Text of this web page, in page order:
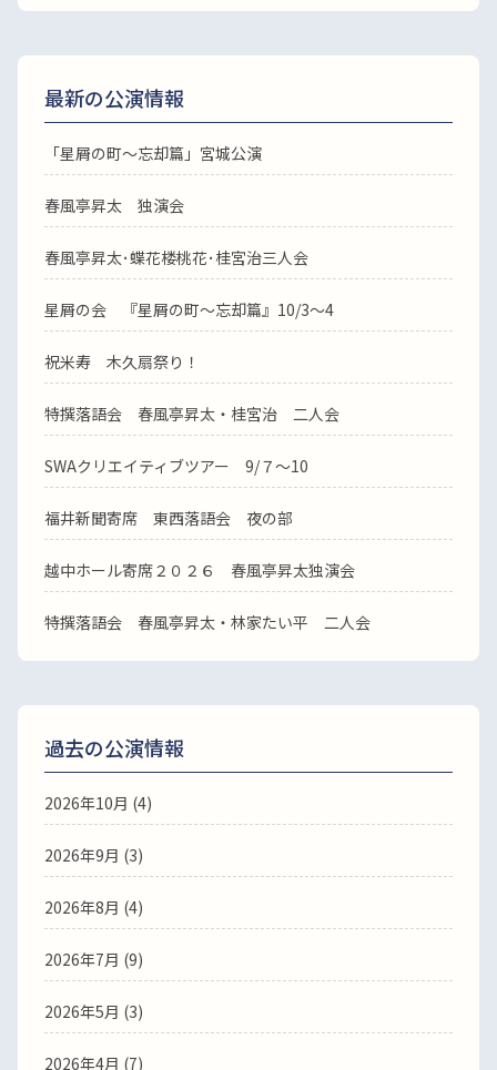
最新の公演情報
「星屑の町～忘却篇」宮城公演
春風亭昇太 独演会
春風亭昇太･蝶花楼桃花･桂宮治三人会
星屑の会 『星屑の町～忘却篇』10/3～4
祝米寿 木久扇祭り！
特撰落語会 春風亭昇太・桂宮治 二人会
SWAクリエイティブツアー 9/７～10
福井新聞寄席 東西落語会 夜の部
越中ホール寄席２０２６ 春風亭昇太独演会
特撰落語会 春風亭昇太・林家たい平 二人会
過去の公演情報
2026年10月 (4)
2026年9月 (3)
2026年8月 (4)
2026年7月 (9)
2026年5月 (3)
2026年4月 (7)